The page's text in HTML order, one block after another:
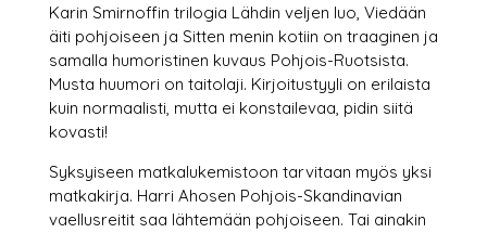
Karin Smirnoffin trilogia Lähdin veljen luo, Viedään
äiti pohjoiseen ja Sitten menin kotiin on traaginen ja
samalla humoristinen kuvaus Pohjois-Ruotsista.
Musta huumori on taitolaji. Kirjoitustyyli on erilaista
kuin normaalisti, mutta ei konstailevaa, pidin siitä
kovasti!
Syksyiseen matkalukemistoon tarvitaan myös yksi
matkakirja. Harri Ahosen Pohjois-Skandinavian
vaellusreitit saa lähtemään pohjoiseen. Tai ainakin